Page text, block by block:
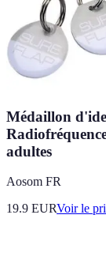
Médaillon
adultes
Aosom FR
19.9 EURVoir le